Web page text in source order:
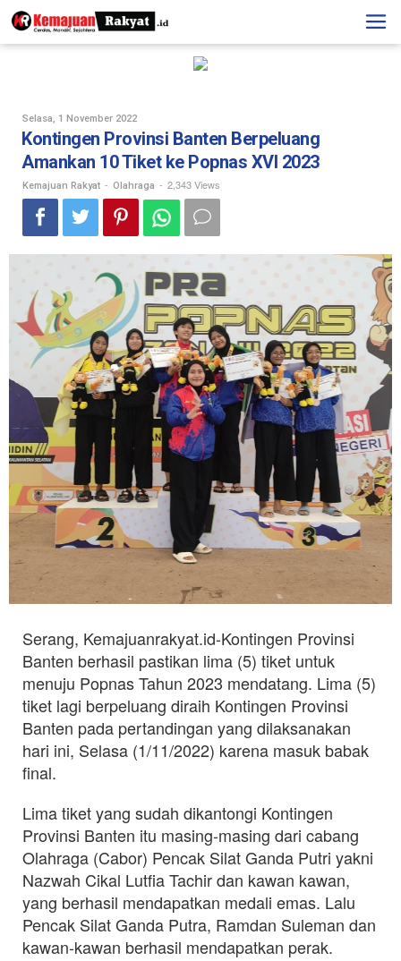
Skip
to
content
Selasa, 1 November 2022Oleh
Kemajuan
Rakyat
Kontingen Provinsi Banten Berpeluang
Amankan 10 Tiket ke Popnas XVI 2023
Kemajuan Rakyat - Olahraga - 2,343 Views
Serang, Kemajuanrakyat.id-Kontingen Provinsi
Banten berhasil pastikan lima (5) tiket untuk
menuju Popnas Tahun 2023 mendatang. Lima (5)
tiket lagi berpeluang diraih Kontingen Provinsi
Banten pada pertandingan yang dilaksanakan
hari ini, Selasa (1/11/2022) karena masuk babak
final.
Lima tiket yang sudah dikantongi Kontingen
Provinsi Banten itu masing-masing dari cabang
Olahraga (Cabor) Pencak Silat Ganda Putri yakni
Nazwah Cikal Lutfia Tachir dan kawan kawan,
yang berhasil mendapatkan medali emas. Lalu
Pencak Silat Ganda Putra, Ramdan Suleman dan
kawan-kawan berhasil mendapatkan perak.